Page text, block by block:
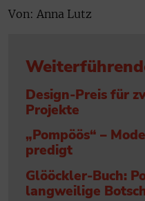
Von: Anna Lutz
Design-Preis für
Projekte
„Pompöös“ –
predigt
Glööckler-Buch:
langweilige